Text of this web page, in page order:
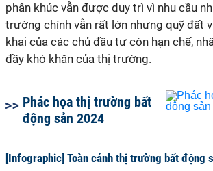
phân khúc vẫn được duy trì vì nhu cầu
trường chính vẫn rất lớn nhưng quỹ đất
khai của các chủ đầu tư còn hạn chế,
đầy khó khăn của thị trường.
Phác họa thị trường bất
động sản 2024
[Infographic] Toàn cảnh thị trường bất động